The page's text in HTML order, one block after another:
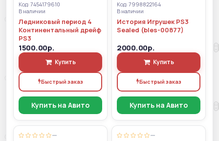
Код: 7454179610
В наличии
Ледниковый период 4
Континентальный дрейф
PS3
1500.00р.
Купить
Быстрый заказ
Купить на Авито
Код: 7998822164
В наличии
История Игрушек PS3
Sealed (bles-00877)
2000.00р.
Купить
Быстрый заказ
Купить на Авито
— —